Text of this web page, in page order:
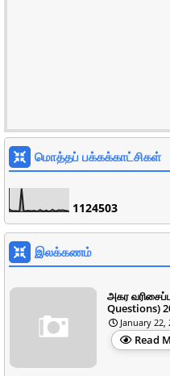
மொத்தப் பக்கக்காட்சிகள்
1124503
இலக்கணம்
அகர
Questions)
January 22,
Read